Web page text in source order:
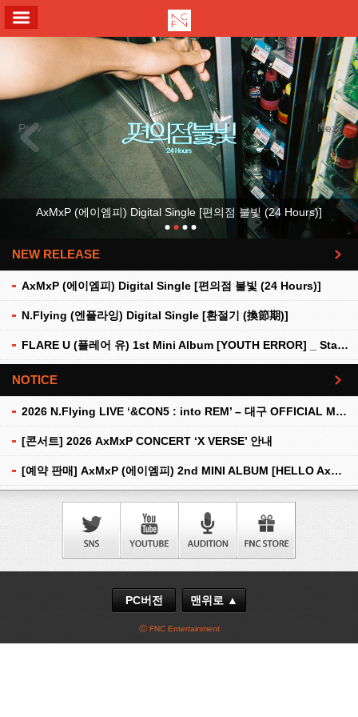
Previous Next
AxMxP (에이엠피) Digital Single [편의점 불빛 (24 Hours)]
NEW RELEASE
AxMxP (에이엠피) Digital Single [편의점 불빛 (24 Hours)]
N.Flying (엔플라잉) Digital Single [환절기 (換節期)]
FLARE U (플레어 유) 1st Mini Album [YOUTH ERROR] _ Stationery Kit Ver.
더보기
NOTICE
2026 N.Flying LIVE ‘&CON5 : into REM’ – 대구 OFFICIAL MD 현장 판매 안내
[콘서트] 2026 AxMxP CONCERT ‘X VERSE’ 안내
[예약 판매] AxMxP (에이엠피) 2nd MINI ALBUM [HELLO AxMxP] 예약 판매 안내
더보기
PC버전 맨위로 ▲
ⓒ FNC Entertainment